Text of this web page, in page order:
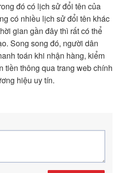
đó có lịch sử đổi tên của
có nhiều lịch sử đổi tên khác
gian gần đây thì rất có thể
Song song đó, người dân
toán khi nhận hàng, kiểm
tiền thông qua trang web chính
hiệu uy tín.